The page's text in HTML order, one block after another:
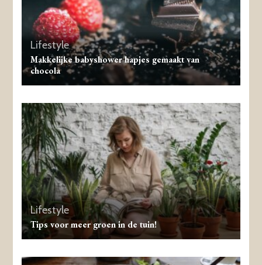
Lifestyle
Makkelijke babyshower hapjes gemaakt van
chocola
Lifestyle
Tips voor meer groen in de tuin!